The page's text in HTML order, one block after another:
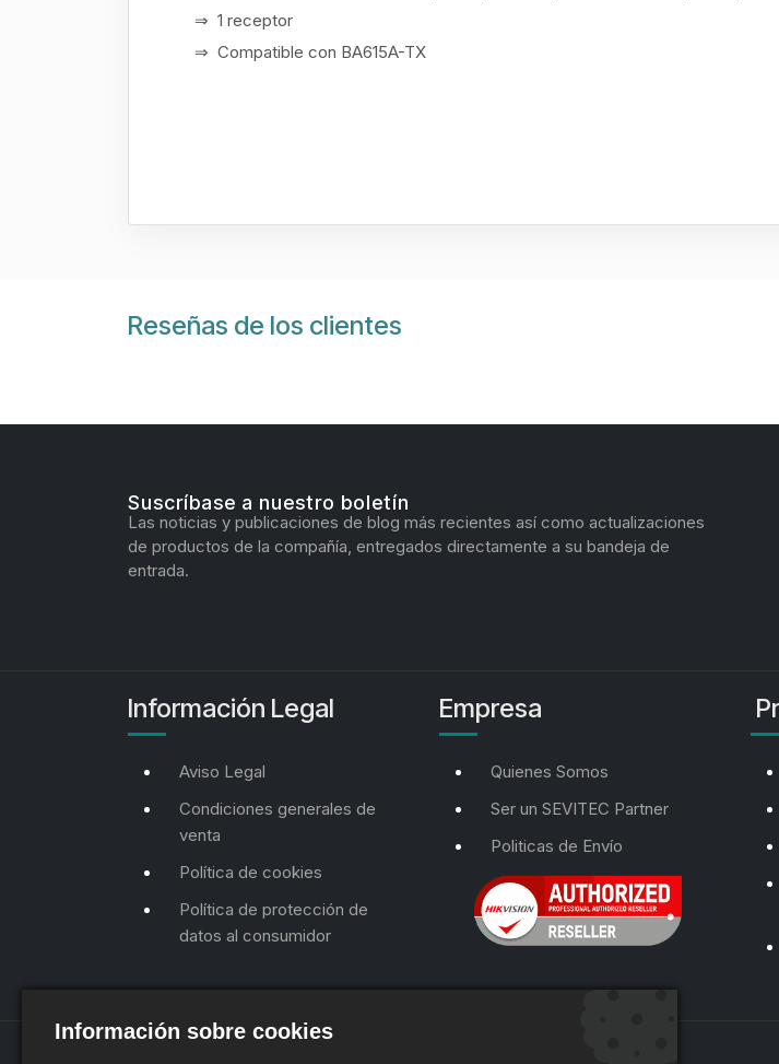
⇒ 1 receptor
⇒ Compatible con BA615A-TX
Reseñas de los clientes
Suscríbase a nuestro boletín
Las noticias y publicaciones de blog más recientes así como actualizaciones
de productos de la compañía, entregados directamente a su bandeja de
entrada.
Información Legal
Aviso Legal
Condiciones generales de
venta
Política de cookies
Política de protección de
datos al consumidor
Empresa
Quienes Somos
Ser un SEVITEC Partner
Politicas de Envío
Información sobre cookies